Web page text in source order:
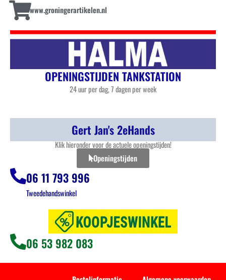
www.groningerartikelen.nl
OPENINGSTIJDEN TANKSTATION
24 uur per dag, 7 dagen per week
Gert Jan's 2eHands
Klik hieronder voor de actuele openingstijden!
Openingstijden
06 11 793 996
Tweedehandswinkel
06 53 982 083